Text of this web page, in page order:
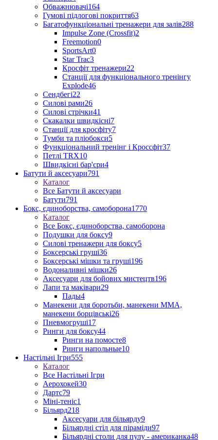
Обважнювачі164
Гумові підлогові покриття63
Багатофункціональні тренажери для залів288
Impulse Zone (Crossfit)2
Freemotion0
SportsArt0
Star Trac3
Кросфіт тренажери22
Станції для функціонального тренінгу
Explode46
Сендбегі22
Силові рами26
Силові стрічки41
Скакалки швидкісні7
Станції для кросфіту7
Тумби та пліобокси5
Функціональний тренінг і Кроссфіт37
Петлі TRX10
Швидкісні бар'єри4
Батути й аксесуари791
Каталог
Все Батути й аксесуари
Батути791
Бокс, єдиноборства, самоборона1770
Каталог
Все Бокс, єдиноборства, самоборона
Подушки для боксу9
Силові тренажери для боксу5
Боксерські груші36
Боксерські мішки та груші196
Водоналивні мішки26
Аксесуари для бойових мистецтв196
Лапи та маківари29
Пады4
Манекени для боротьби, манекени ММА,
манекени борцівські26
Пневмогруші17
Ринги для боксу44
Ринги на помосте8
Ринги напольные10
Настільні Ігри555
Каталог
Все Настільні Ігри
Аерохокей30
Дартс79
Міні-теніс1
Більярд218
Аксесуари для більярду9
Більярдні стіл для піраміди97
Більярдні столи для пулу - американка48